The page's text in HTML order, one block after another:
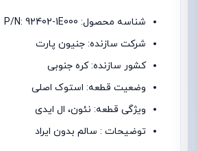
شناسه محصول: P/N: 92402-1E000
شرکت سازنده: جنیون پارت
کشور سازنده: کره جنوبی
وضعیت قطعه: استوک اصلی
ویژگی قطعه: نئون، ال ایدی
توضیحات : سالم بدون ایراد